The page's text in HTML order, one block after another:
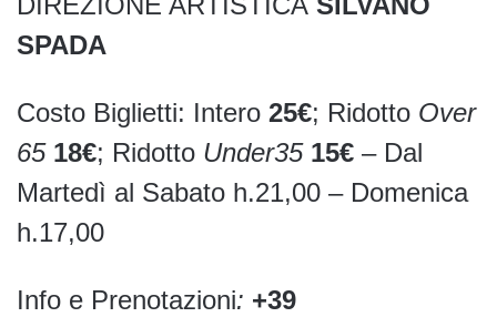
SPADA
Costo Biglietti: Intero 25€; Ridotto Over
65 18€; Ridotto Under35 15€ – Dal
Martedì al Sabato h.21,00 – Domenica
h.17,00
Info e Prenotazioni: +39